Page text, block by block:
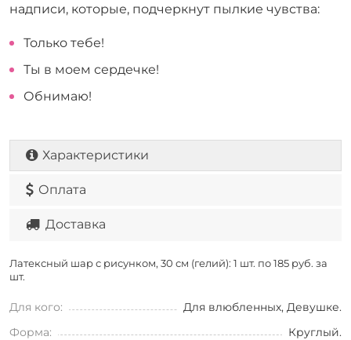
надписи, которые, подчеркнут пылкие чувства:
Только тебе!
Ты в моем сердечке!
Обнимаю!
Характеристики
Оплата
Доставка
Латексный шар с рисунком, 30 см (гелий): 1 шт. по 185 руб. за
шт.
Для кого:
Для влюбленных, Девушке.
Форма:
Круглый.